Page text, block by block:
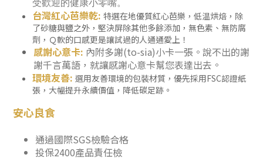
台灣紅心芭樂乾: 特選在地優質紅心芭樂，低温烘焙，除
了砂糖與鹽之外，堅決屏除其他多餘添加，無色素、無防腐
劑，Ｑ軟的口感更是讓試過的人通通愛上！
感謝心意卡: 內附多謝(to-sia)小卡一張。說不出的謝
謝千言萬語，就讓感謝心意卡幫您表達出去。
環境友善: 選用友善環境的包裝材質，優先採用FSC認證紙
張，大幅提升永續價值，降低碳足跡。
安心良食
通過國際SGS檢驗合格
投保2400產品責任檢